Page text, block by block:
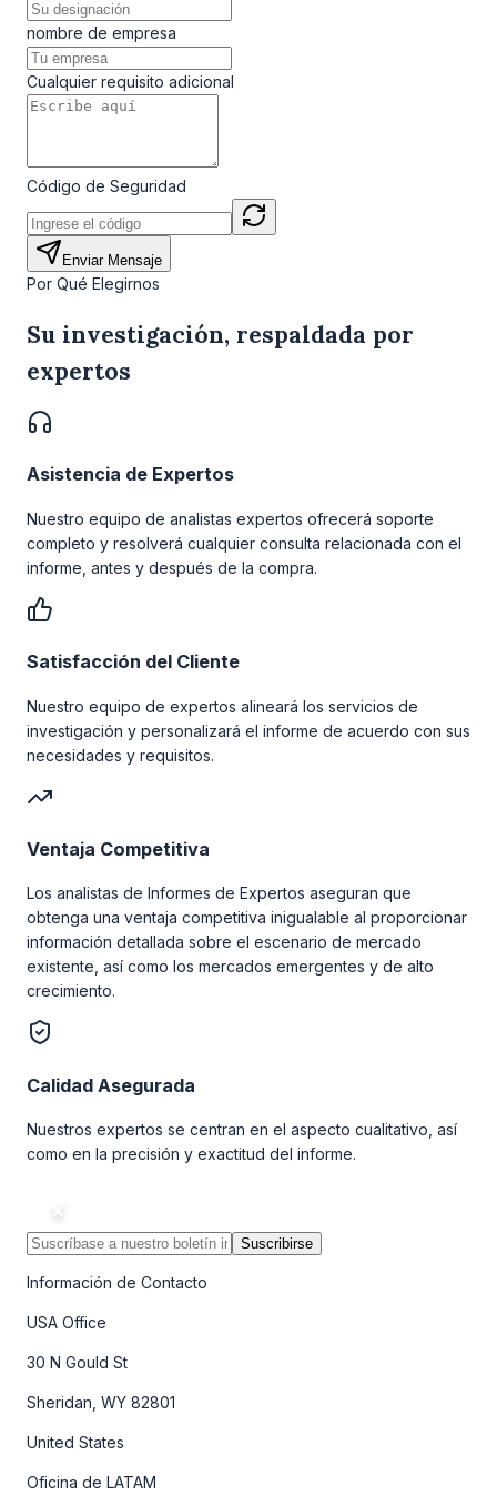
nombre de empresa
Cualquier requisito adicional
Código de Seguridad
Enviar Mensaje
Por Qué Elegirnos
Su investigación, respaldada por
expertos
Asistencia de Expertos
Nuestro equipo de analistas expertos ofrecerá soporte
completo y resolverá cualquier consulta relacionada con el
informe, antes y después de la compra.
Satisfacción del Cliente
Nuestro equipo de expertos alineará los servicios de
investigación y personalizará el informe de acuerdo con sus
necesidades y requisitos.
Ventaja Competitiva
Los analistas de Informes de Expertos aseguran que
obtenga una ventaja competitiva inigualable al proporcionar
información detallada sobre el escenario de mercado
existente, así como los mercados emergentes y de alto
crecimiento.
Calidad Asegurada
Nuestros expertos se centran en el aspecto cualitativo, así
como en la precisión y exactitud del informe.
Suscribirse
Información de Contacto
USA Office
30 N Gould St
Sheridan, WY 82801
United States
Oficina de LATAM